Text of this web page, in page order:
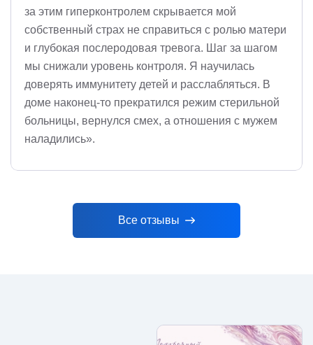
за этим гиперконтролем скрывается мой
собственный страх не справиться с ролью матери
и глубокая послеродовая тревога. Шаг за шагом
мы снижали уровень контроля. Я научилась
доверять иммунитету детей и расслабляться. В
доме наконец-то прекратился режим стерильной
больницы, вернулся смех, а отношения с мужем
наладились».
Все отзывы